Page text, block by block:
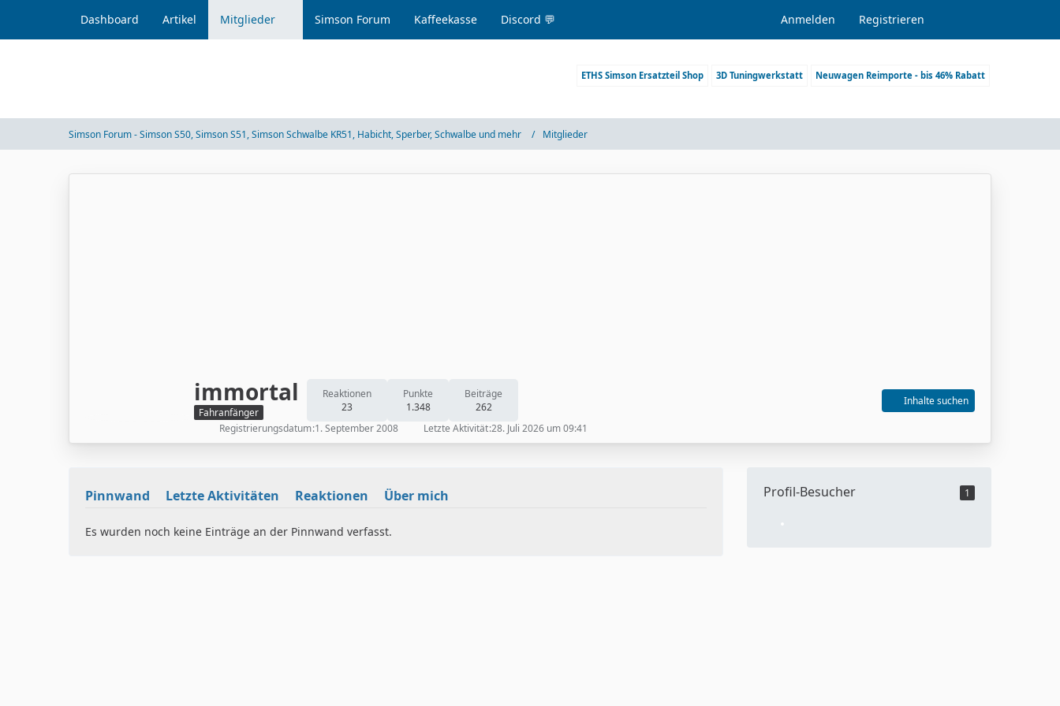
Dashboard Artikel Mitglieder Simson Forum Kaffeekasse Discord 💬 Anmelden Registrieren
ETHS Simson Ersatzteil Shop 3D Tuningwerkstatt Neuwagen Reimporte - bis 46% Rabatt
Simson Forum - Simson S50, Simson S51, Simson Schwalbe KR51, Habicht, Sperber, Schwalbe und mehr Mitglieder
immortal
Fahranfänger
Reaktionen
23
Punkte
1.348
Beiträge
262
Inhalte suchen
Registrierungsdatum 1. September 2008 Letzte Aktivität 28. Juli 2026 um 09:41
Pinnwand Letzte Aktivitäten Reaktionen Über mich
Es wurden noch keine Einträge an der Pinnwand verfasst.
Profil-Besucher 1